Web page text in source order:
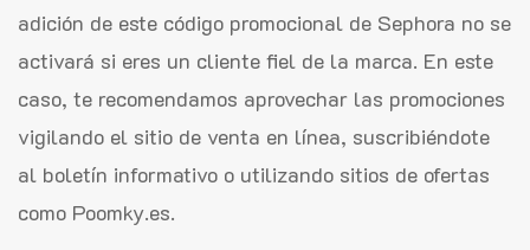
adición de este código promocional de Sephora no se
activará si eres un cliente fiel de la marca. En este
caso, te recomendamos aprovechar las promociones
vigilando el sitio de venta en línea, suscribiéndote
al boletín informativo o utilizando sitios de ofertas
como Poomky.es.